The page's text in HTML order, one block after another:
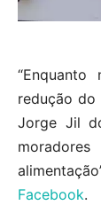
redução do
Jorge Jil
Facebook.